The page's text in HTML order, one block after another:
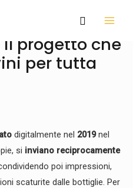
Cerca
il progetto che
per tutta
digitalmente nel 2019nel
si inviano reciprocamente
poi impressioni,
scaturite dalle bottiglie. Per